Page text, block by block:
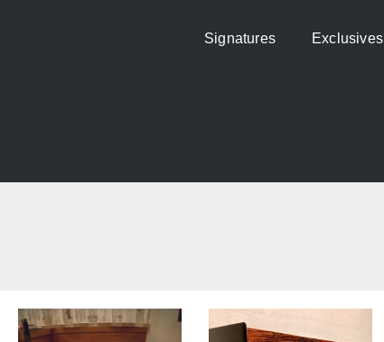
Signatures Exclusives